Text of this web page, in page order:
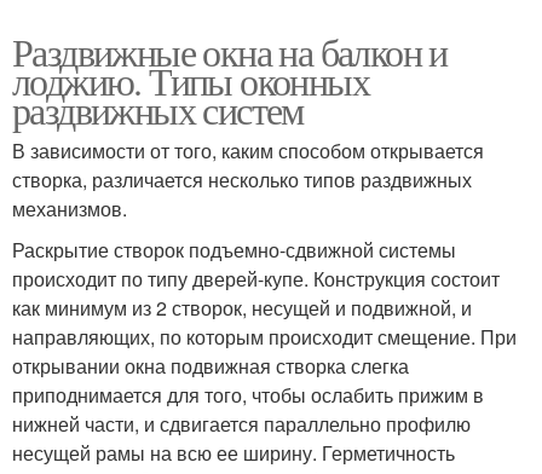
Раздвижные окна на балкон и
лоджию. Типы оконных
раздвижных систем
В зависимости от того, каким способом открывается
створка, различается несколько типов раздвижных
механизмов.
Раскрытие створок подъемно-сдвижной системы
происходит по типу дверей-купе. Конструкция состоит
как минимум из 2 створок, несущей и подвижной, и
направляющих, по которым происходит смещение. При
открывании окна подвижная створка слегка
приподнимается для того, чтобы ослабить прижим в
нижней части, и сдвигается параллельно профилю
несущей рамы на всю ее ширину. Герметичность